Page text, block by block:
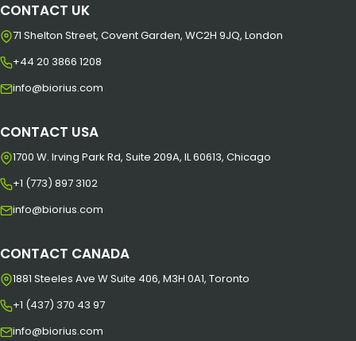
CONTACT UK
71 Shelton Street, Covent Garden, WC2H 9JQ, London
+44 20 3866 1208
info@biorius.com
CONTACT USA
1700 W. Irving Park Rd, Suite 209A, IL 60613, Chicago
+1 (773) 897 3102
info@biorius.com
CONTACT CANADA
1881 Steeles Ave W Suite 406, M3H 0A1, Toronto
+1 (437) 370 43 97
info@biorius.com